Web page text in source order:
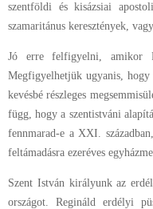
szentföldi és kisázsiai
szamaritánus keresztények,
Jó erre felfigyelni, amikor
Megfigyelhetjük ugyanis,
kevésbé részleges
függ, hogy a szentistváni
fennmarad-e a XXI.
feltámadásra ezeréves
Szent István királyunk az
országot. Regináld erdélyi